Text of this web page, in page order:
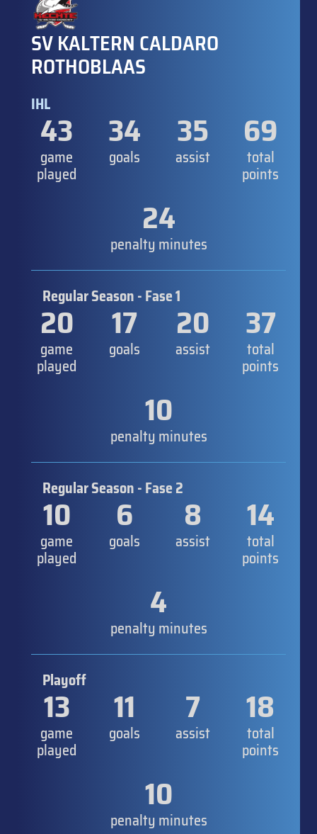
SV KALTERN CALDARO
ROTHOBLAAS
IHL
43
game
played
34
goals
35
assist
69
total
points
24
penalty minutes
Regular Season - Fase 1
20
game
played
17
goals
20
assist
37
total
points
10
penalty minutes
Regular Season - Fase 2
10
game
played
6
goals
8
assist
14
total
points
4
penalty minutes
Playoff
13
game
played
11
goals
7
assist
18
total
points
10
penalty minutes